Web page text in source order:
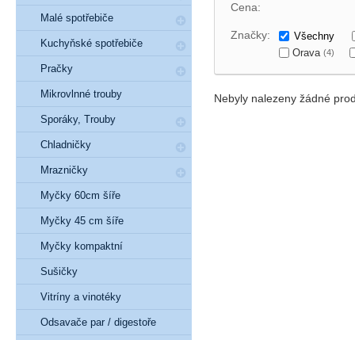
Cena:
Značky:
Všechny
Orava (4)
Nebyly nalezeny žádné
Malé spotřebiče
Kuchyňské spotřebiče
Pračky
Mikrovlnné trouby
Sporáky, Trouby
Chladničky
Mrazničky
Myčky 60cm šíře
Myčky 45 cm šíře
Myčky kompaktní
Sušičky
Vitríny a vinotéky
Odsavače par / digestoře